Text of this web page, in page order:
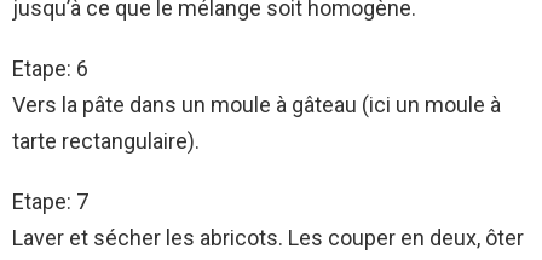
jusqu’à ce que le mélange soit homogène.
Etape: 6
Vers la pâte dans un moule à gâteau (ici un moule à
tarte rectangulaire).
Etape: 7
Laver et sécher les abricots. Les couper en deux, ôter